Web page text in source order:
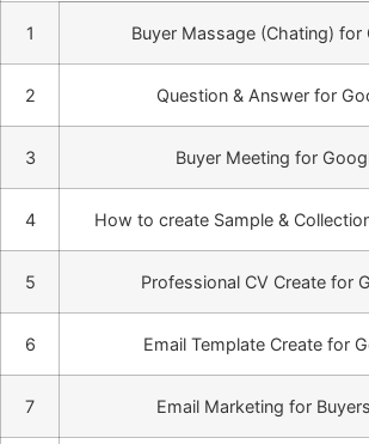
1 Buyer Massage (Chating) for
2 Question & Answer for
3 Buyer Meeting for
4 How to create Sample &
5 Professional CV Create for
6 Email Template Create for
7 Email Marketing for